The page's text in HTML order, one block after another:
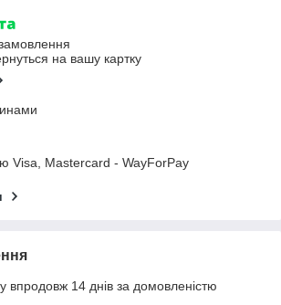
на вашу картку
Visa, Mastercard - WayForPay
впродовж 14 днів за домовленістю